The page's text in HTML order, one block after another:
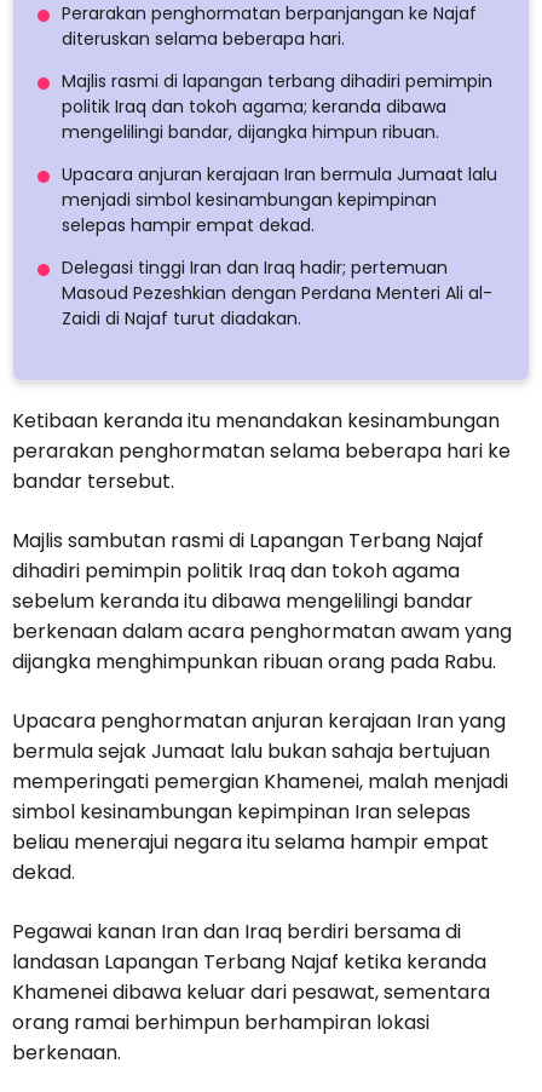
Perarakan penghormatan berpanjangan ke Najaf
diteruskan selama beberapa hari.
Majlis rasmi di lapangan terbang dihadiri pemimpin
politik Iraq dan tokoh agama; keranda dibawa
mengelilingi bandar, dijangka himpun ribuan.
Upacara anjuran kerajaan Iran bermula Jumaat lalu
menjadi simbol kesinambungan kepimpinan
selepas hampir empat dekad.
Delegasi tinggi Iran dan Iraq hadir; pertemuan
Masoud Pezeshkian dengan Perdana Menteri Ali al-
Zaidi di Najaf turut diadakan.
Ketibaan keranda itu menandakan kesinambungan
perarakan penghormatan selama beberapa hari ke
bandar tersebut.
Majlis sambutan rasmi di Lapangan Terbang Najaf
dihadiri pemimpin politik Iraq dan tokoh agama
sebelum keranda itu dibawa mengelilingi bandar
berkenaan dalam acara penghormatan awam yang
dijangka menghimpunkan ribuan orang pada Rabu.
Upacara penghormatan anjuran kerajaan Iran yang
bermula sejak Jumaat lalu bukan sahaja bertujuan
memperingati pemergian Khamenei, malah menjadi
simbol kesinambungan kepimpinan Iran selepas
beliau menerajui negara itu selama hampir empat
dekad.
Pegawai kanan Iran dan Iraq berdiri bersama di
landasan Lapangan Terbang Najaf ketika keranda
Khamenei dibawa keluar dari pesawat, sementara
orang ramai berhimpun berhampiran lokasi
berkenaan.